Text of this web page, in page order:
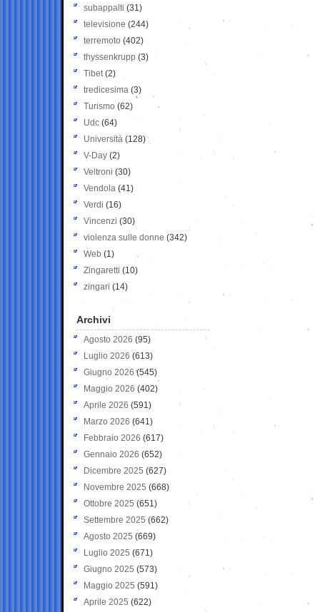
subappalti (31)
televisione(244)
terremoto (402)
thyssenkrupp (3)
Tibet(2)
tredicesima (3)
Turismo (62)
Udc (64)
Università (128)
V-Day (2)
Veltroni (30)
Vendola (41)
Verdi (16)
Vincenzi (30)
violenza sulle donne (342)
Web (1)
Zingaretti (10)
zingari (14)
Archivi
Agosto 2026 (95)
Luglio 2026 (613)
Giugno 2026 (545)
Maggio 2026 (402)
Aprile 2026 (591)
Marzo 2026 (641)
Febbraio 2026 (617)
Gennaio 2026 (652)
Dicembre 2025 (627)
Novembre 2025 (668)
Ottobre 2025 (651)
Settembre 2025 (662)
Agosto 2025 (669)
Luglio 2025 (671)
Giugno 2025 (573)
Maggio 2025 (591)
Aprile 2025 (622)